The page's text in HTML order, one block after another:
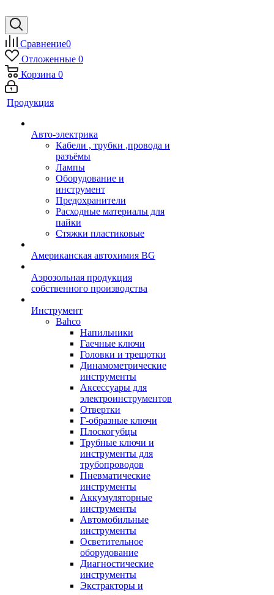
Сравнение0
Отложенные 0
Корзина 0
Продукция
Авто-электрика
Кабели , трубки ,провода и
разъёмы
Лампы
Оборудование и
инструмент
Предохранители
Расходные материалы для
пайки
Стяжки пластиковые
Американская автохимия BG
Аэрозольная продукция
собственного производства
Инструмент
Bahco
Напильники
Гаечные ключи
Головки и трещотки
Динамометрические
инструменты
Аксессуары для
электроинструментов
Отвертки
Г-образные ключи
Плоскогубцы
Трубные ключи и
инструменты для
трубопроводов
Пневматические
инструменты
Аккумуляторные
инструменты
Автомобильные
инструменты
Осветительное
оборудование
Диагностические
инструменты
Экстракторы и